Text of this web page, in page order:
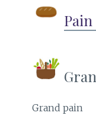
Grand pain